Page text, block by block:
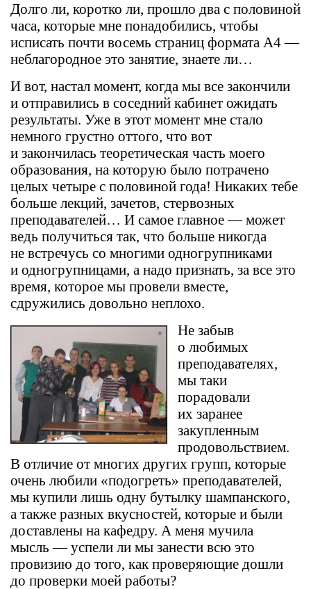
Долго ли, коротко ли, прошло два с половиной
часа, которые мне понадобились, чтобы
исписать почти восемь страниц формата A4 —
неблагородное это занятие, знаете ли…
И вот, настал момент, когда мы все закончили
и отправились в соседний кабинет ожидать
результаты. Уже в этот момент мне стало
немного грустно оттого, что вот
и закончилась теоретическая часть моего
образования, на которую было потрачено
целых четыре с половиной года! Никаких тебе
больше лекций, зачетов, стервозных
преподавателей… И самое главное — может
ведь получиться так, что больше никогда
не встречусь со многими одногрупниками
и одногрупницами, а надо признать, за все это
время, которое мы провели вместе,
сдружились довольно неплохо.
Не забыв
о любимых
преподавателях,
мы таки
порадовали
их заранее
закупленным
продовольствием.
В отличие от многих других групп, которые
очень любили «подогреть» преподавателей,
мы купили лишь одну бутылку шампанского,
а также разных вкусностей, которые и были
доставлены на кафедру. А меня мучила
мысль — успели ли мы занести всю это
провизию до того, как проверяющие дошли
до проверки моей работы?